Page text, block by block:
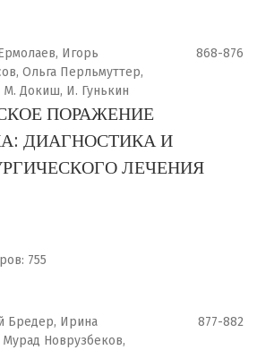
Игорь
Ольга Перльмуттер,
Докиш, И. Гунькин
868-876
ПОРАЖЕНИЕ
ДИАГНОСТИКА И
ЛЕЧЕНИЯ
755
Бредер, Ирина
Новрузбеков,
877-882